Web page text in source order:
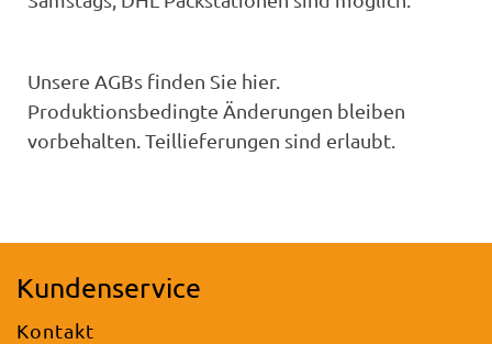
Unsere AGBs finden Sie hier.
Produktionsbedingte Änderungen bleiben
vorbehalten. Teillieferungen sind erlaubt.
Kundenservice
Kontakt